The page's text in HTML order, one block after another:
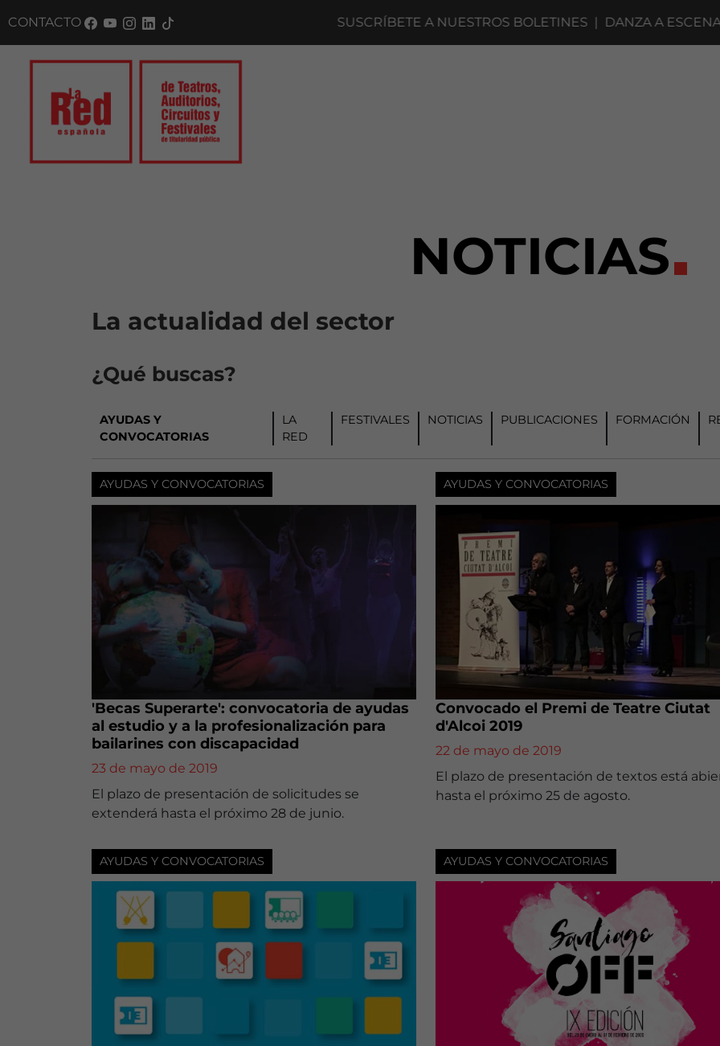
CONTACTO SUSCRÍBETE A NUESTROS BOLETINES|DANZA A ESCENA 2027 ·
NOTICIAS
La actualidad del sector
¿Qué buscas?
AYUDAS Y
CONVOCATORIAS
LA
RED
FESTIVALES NOTICIAS PUBLICACIONES FORMACIÓN
AYUDAS Y CONVOCATORIAS
'Becas Superarte': convocatoria de ayudas
al estudio y a la profesionalización para
bailarines con discapacidad
23 de mayo de 2019
El plazo de presentación de solicitudes se
extenderá hasta el próximo 28 de junio.
AYUDAS Y CONVOCATORIAS
Convocado el Premi de Teatre Ciutat
d'Alcoi 2019
22 de mayo de 2019
El plazo de presentación de textos está
hasta el próximo 25 de agosto.
AYUDAS Y CONVOCATORIAS AYUDAS Y CONVOCATORIAS